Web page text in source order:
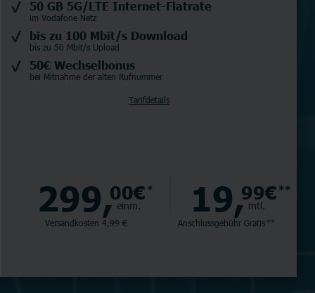
50 GB 5G/LTE Internet-Flatrate
im Vodafone Netz
bis zu 100 Mbit/s Download
bis zu 50 Mbit/s Upload
50€ Wechselbonus
bei Mitnahme der alten Rufnummer
Tarifdetails
299,00€ *
einm.
Versandkosten 4,99 €
19,99€ **
mtl.
Anschlussgebühr Gratis **